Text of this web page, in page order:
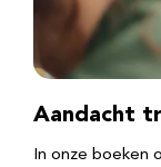
Aandacht
In onze boeken